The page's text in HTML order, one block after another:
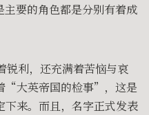
要的角色都是分别有着成
利，还充满着苦恼与哀
“大英帝国的检事”，这是
下来。而且，名字正式发表